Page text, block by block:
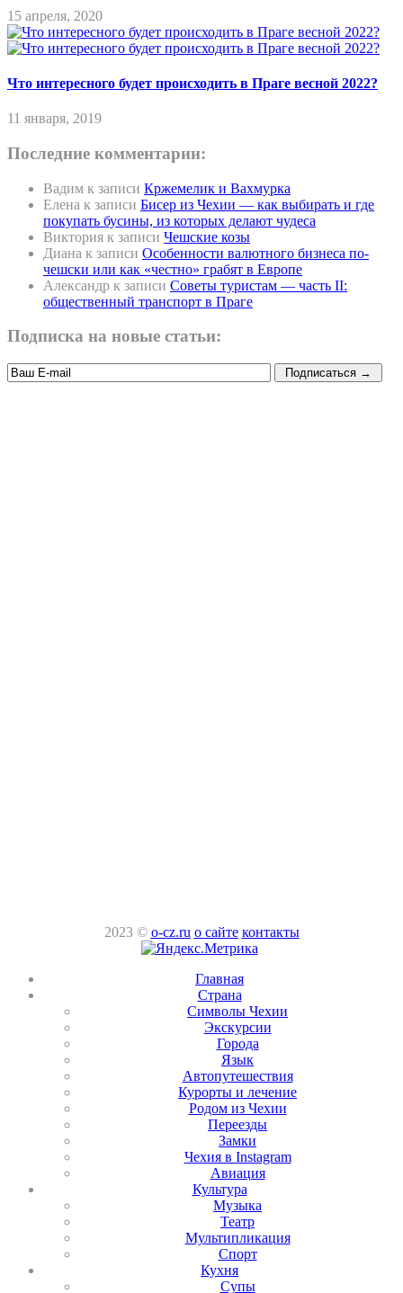
15 апреля, 2020
Что интересного будет происходить в Праге весной 2022?
11 января, 2019
Последние комментарии:
Вадим к записи Кржемелик и Вахмурка
Елена к записи Бисер из Чехии — как выбирать и где
покупать бусины, из которых делают чудеса
Виктория к записи Чешские козы
Диана к записи Особенности валютного бизнеса по-
чешски или как «честно» грабят в Европе
Александр к записи Советы туристам — часть II:
общественный транспорт в Праге
Подписка на новые статьи:
2023 © o-cz.ru о сайте контакты
Главная
Страна
Символы Чехии
Экскурсии
Города
Язык
Автопутешествия
Курорты и лечение
Родом из Чехии
Переезды
Замки
Чехия в Instagram
Авиация
Культура
Музыка
Театр
Мультипликация
Спорт
Кухня
Супы